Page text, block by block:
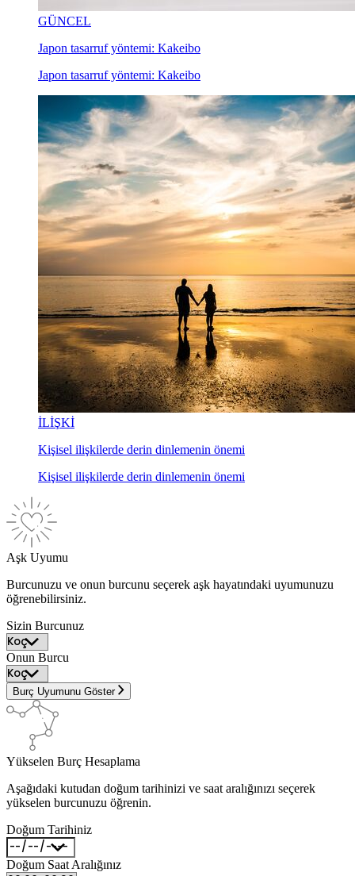
GÜNCEL
Japon tasarruf yöntemi: Kakeibo
Japon tasarruf yöntemi: Kakeibo
İLİŞKİ
Kişisel ilişkilerde derin dinlemenin önemi
Kişisel ilişkilerde derin dinlemenin önemi
Aşk Uyumu
Burcunuzu ve onun burcunu seçerek aşk hayatındaki uyumunuzu
öğrenebilirsiniz.
Sizin Burcunuz
Onun Burcu
Burç Uyumunu Göster
Yükselen Burç Hesaplama
Aşağıdaki kutudan doğum tarihinizi ve saat aralığınızı seçerek
yükselen burcunuzu öğrenin.
Doğum Tarihiniz
Doğum Saat Aralığınız